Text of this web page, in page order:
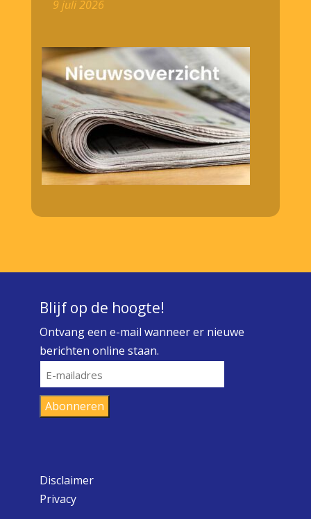
9 juli 2026
Blijf op de hoogte!
Ontvang een e-mail wanneer er nieuwe
berichten online staan.
E-
mailadres
Abonneren
Disclaimer
Privacy